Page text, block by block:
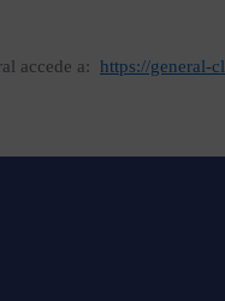
accede a: https://general-